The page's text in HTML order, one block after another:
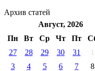
Архив статей
Август, 2026
Пн
Вт Ср Чт Пт
27
28 29 30 31 1
3
4 5 6 7 8